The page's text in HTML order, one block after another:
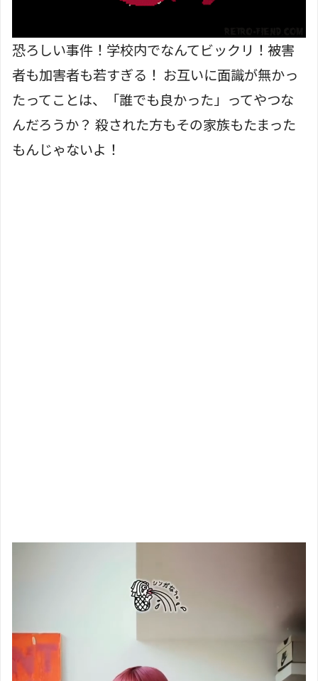
恐ろしい事件！学校内でなんてビックリ！被害
者も加害者も若すぎる！ お互いに面識が無かっ
たってことは、「誰でも良かった」ってやつな
んだろうか？ 殺された方もその家族もたまった
もんじゃないよ！